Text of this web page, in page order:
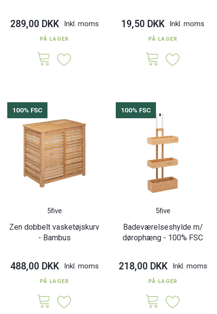
289,00 DKK Inkl. moms
PÅ LAGER
19,50 DKK Inkl. moms
PÅ LAGER
100% FSC
5five
Zen dobbelt vasketøjskurv
- Bambus
488,00 DKK Inkl. moms
PÅ LAGER
100% FSC
5five
Badeværelseshylde m/
dørophæng - 100% FSC
218,00 DKK Inkl. moms
PÅ LAGER